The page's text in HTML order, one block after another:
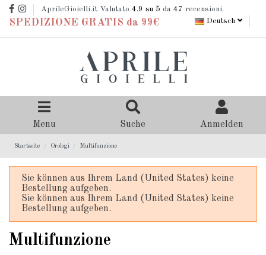
AprileGioielli.it Valutato 4.9 su 5 da 47 recensioni.
SPEDIZIONE GRATIS da 99€ Deutsch
Menu Suche Anmelden
Startseite Orologi Multifunzione
Sie können aus Ihrem Land (United States) keine
Bestellung aufgeben.
Sie können aus Ihrem Land (United States) keine
Bestellung aufgeben.
Multifunzione